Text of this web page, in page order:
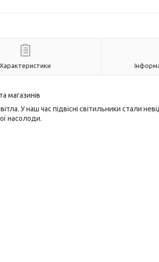
Характеристики
магазинів
У наш час підвісні світильники стали
насолоди.